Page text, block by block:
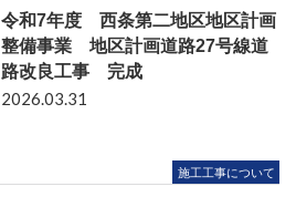
令和7年度 西条第二地区地区計画
整備事業 地区計画道路27号線道
路改良工事 完成
施工工事について
2026.03.31